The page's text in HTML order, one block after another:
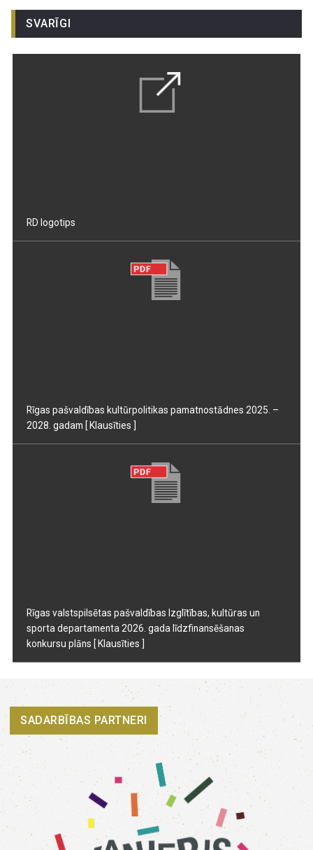
SVARĪGI
RD logotips
Rīgas pašvaldības kultūrpolitikas pamatnostādnes 2025. –
2028. gadam [ Klausīties ]
Rīgas valstspilsētas pašvaldības Izglītības, kultūras un
sporta departamenta 2026. gada līdzfinansēšanas
konkursu plāns [ Klausīties ]
SADARBĪBAS PARTNERI